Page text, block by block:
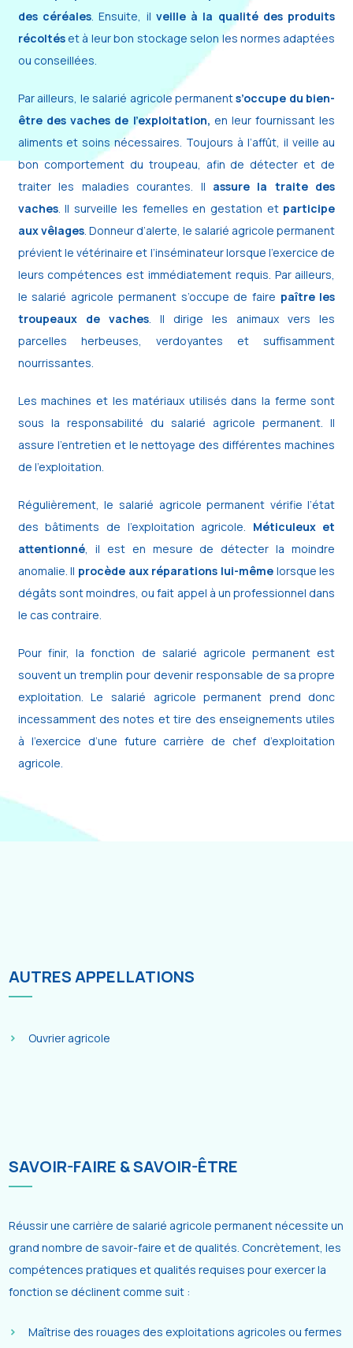
des céréales. Ensuite, il veille à la qualité des produits
récoltéset à leur bon stockage selon les normes adaptées
ou conseillées.
Par ailleurs, le salarié agricole permanents’occupe du bien-
être des vaches de l’exploitation, en leur fournissant les
aliments et soins nécessaires. Toujours à l’affût, il veille au
bon comportement du troupeau, afin de détecter et de
traiter les maladies courantes. Il assure la traite des
vaches. Il surveille les femelles en gestation et participe
aux vêlages. Donneur d’alerte, le salarié agricole permanent
prévient le vétérinaire et l’inséminateur lorsque l’exercice de
leurs compétences est immédiatement requis. Par ailleurs,
le salarié agricole permanent s’occupe de faire paître les
troupeaux de vaches. Il dirige les animaux vers les
parcelles herbeuses, verdoyantes et suffisamment
nourrissantes.
Les machines et les matériaux utilisés dans la ferme sont
sous la responsabilité du salarié agricole permanent. Il
assure l’entretien et le nettoyage des différentes machines
de l’exploitation.
Régulièrement, le salarié agricole permanent vérifie l’état
des bâtiments de l’exploitation agricole. Méticuleux et
attentionné, il est en mesure de détecter la moindre
anomalie. Il procède aux réparations lui-même lorsque les
dégâts sont moindres, ou fait appel à un professionnel dans
le cas contraire.
Pour finir, la fonction de salarié agricole permanent est
souvent un tremplin pour devenir responsable de sa propre
exploitation. Le salarié agricole permanent prend donc
incessamment des notes et tire des enseignements utiles
à l’exercice d’une future carrière de chef d’exploitation
agricole.
AUTRES APPELLATIONS
Ouvrier agricole
SAVOIR-FAIRE & SAVOIR-ÊTRE
Réussir une carrière de salarié agricole permanent nécessite un
grand nombre de savoir-faire et de qualités. Concrètement, les
compétences pratiques et qualités requises pour exercer la
fonction se déclinent comme suit :
Maîtrise des rouages des exploitations agricoles ou fermes